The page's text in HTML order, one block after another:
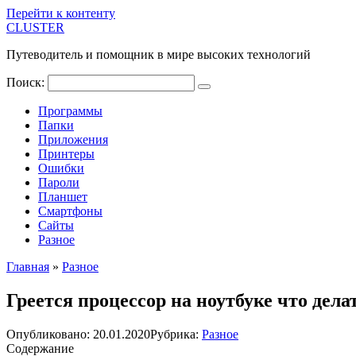
Перейти к контенту
CLUSTER
Путеводитель и помощник в мире высоких технологий
Поиск:
Программы
Папки
Приложения
Принтеры
Ошибки
Пароли
Планшет
Смартфоны
Сайты
Разное
Главная » Разное
Греется процессор на ноутбуке что
Опубликовано: 20.01.2020Рубрика: Разное
Содержание